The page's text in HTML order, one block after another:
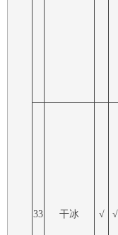
33 干冰 √ √